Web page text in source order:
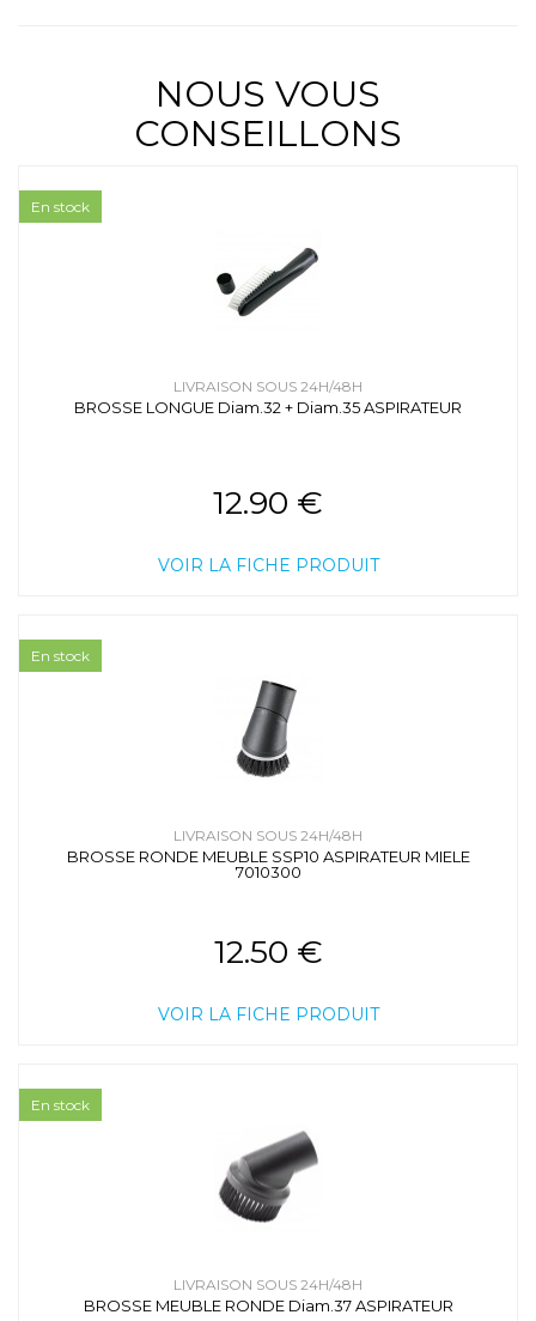
NOUS VOUS
CONSEILLONS
LIVRAISON SOUS 24H/48H
BROSSE LONGUE Diam.32 + Diam.35 ASPIRATEUR
12.90 €
VOIR LA FICHE PRODUIT
En stock
LIVRAISON SOUS 24H/48H
BROSSE RONDE MEUBLE SSP10 ASPIRATEUR MIELE
7010300
12.50 €
VOIR LA FICHE PRODUIT
En stock
LIVRAISON SOUS 24H/48H
BROSSE MEUBLE RONDE Diam.37 ASPIRATEUR
En stock